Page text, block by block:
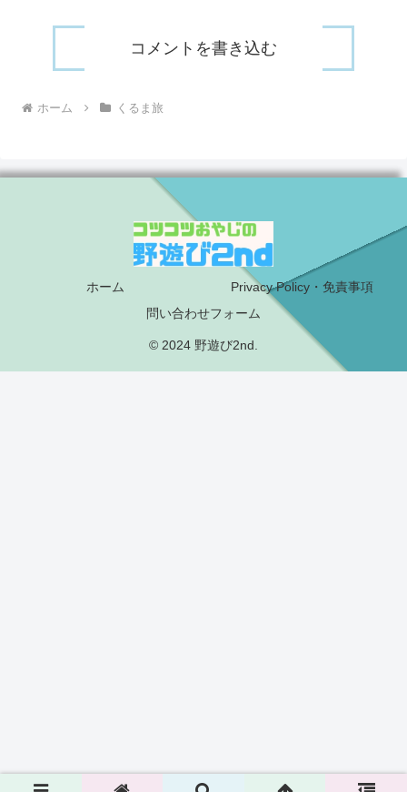
コメントを書き込む
ホーム くるま旅
ホーム
Privacy Policy・免責事項
問い合わせフォーム
© 2024 野遊び2nd.